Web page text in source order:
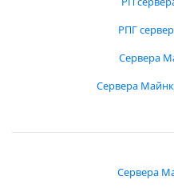
РПГ
Сервера
Сервера
Сервера